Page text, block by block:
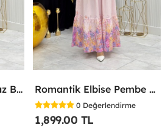
Romantik Elbise Beyaz Beyaz Romantik Elbise Pembe Pembe
0 Değerlendirme
1,899.00 TL